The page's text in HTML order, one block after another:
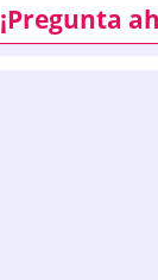
¡Pregunta